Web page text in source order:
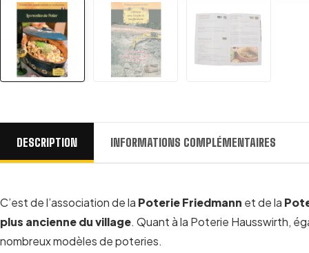
DESCRIPTION INFORMATIONS COMPLÉMENTAIRES
C’est de l’association de la Poterie Friedmann et de la
plus ancienne du village . Quant à la Poterie Hausswirth,
nombreux modèles de poteries.